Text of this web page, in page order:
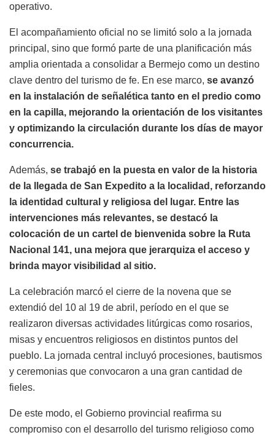
operativo.
El acompañamiento oficial no se limitó solo a la jornada
principal, sino que formó parte de una planificación más
amplia orientada a consolidar a Bermejo como un destino
clave dentro del turismo de fe. En ese marco, se avanzó
en la instalación de señalética tanto en el predio como
en la capilla, mejorando la orientación de los visitantes
y optimizando la circulación durante los días de mayor
concurrencia.
Además, se trabajó en la puesta en valor de la historia
de la llegada de San Expedito a la localidad, reforzando
la identidad cultural y religiosa del lugar. Entre las
intervenciones más relevantes, se destacó la
colocación de un cartel de bienvenida sobre la Ruta
Nacional 141, una mejora que jerarquiza el acceso y
brinda mayor visibilidad al sitio.
La celebración marcó el cierre de la novena que se
extendió del 10 al 19 de abril, período en el que se
realizaron diversas actividades litúrgicas como rosarios,
misas y encuentros religiosos en distintos puntos del
pueblo. La jornada central incluyó procesiones, bautismos
y ceremonias que convocaron a una gran cantidad de
fieles.
De este modo, el Gobierno provincial reafirma su
compromiso con el desarrollo del turismo religioso como